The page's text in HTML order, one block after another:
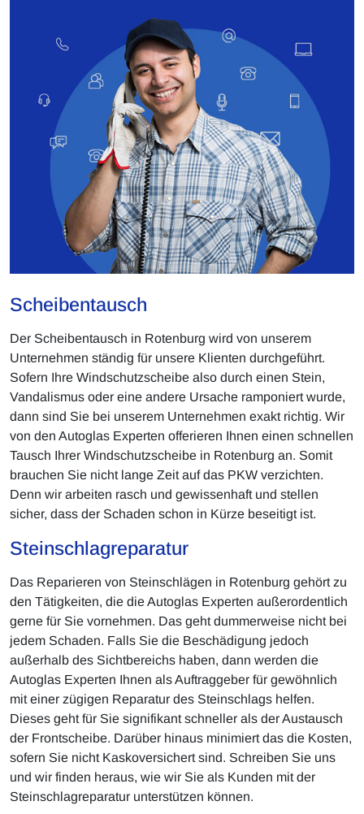
Scheibentausch
Der Scheibentausch in Rotenburg wird von unserem
Unternehmen ständig für unsere Klienten durchgeführt.
Sofern Ihre Windschutzscheibe also durch einen Stein,
Vandalismus oder eine andere Ursache ramponiert wurde,
dann sind Sie bei unserem Unternehmen exakt richtig. Wir
von den Autoglas Experten offerieren Ihnen einen schnellen
Tausch Ihrer Windschutzscheibe in Rotenburg an. Somit
brauchen Sie nicht lange Zeit auf das PKW verzichten.
Denn wir arbeiten rasch und gewissenhaft und stellen
sicher, dass der Schaden schon in Kürze beseitigt ist.
Steinschlagreparatur
Das Reparieren von Steinschlägen in Rotenburg gehört zu
den Tätigkeiten, die die Autoglas Experten außerordentlich
gerne für Sie vornehmen. Das geht dummerweise nicht bei
jedem Schaden. Falls Sie die Beschädigung jedoch
außerhalb des Sichtbereichs haben, dann werden die
Autoglas Experten Ihnen als Auftraggeber für gewöhnlich
mit einer zügigen Reparatur des Steinschlags helfen.
Dieses geht für Sie signifikant schneller als der Austausch
der Frontscheibe. Darüber hinaus minimiert das die Kosten,
sofern Sie nicht Kaskoversichert sind. Schreiben Sie uns
und wir finden heraus, wie wir Sie als Kunden mit der
Steinschlagreparatur unterstützen können.